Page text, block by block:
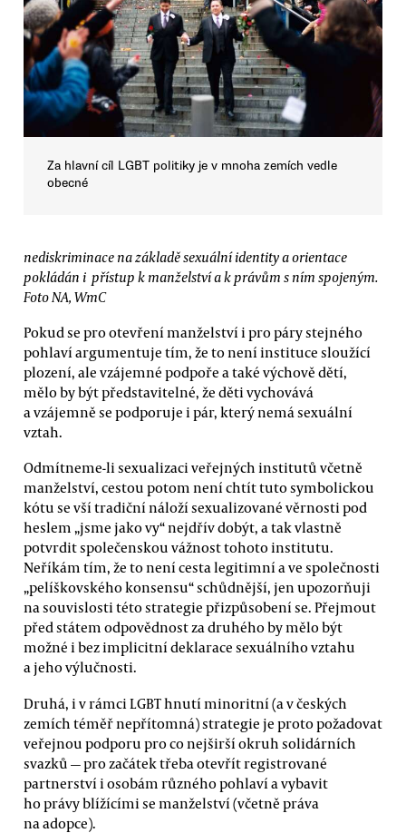
Za hlavní cíl LGBT politiky je v mnoha zemích vedle
obecné
nediskriminace na základě sexuální identity a orientace
pokládán i přístup k manželství a k právům s ním spojeným.
Foto NA, WmC
Pokud se pro otevření manželství i pro páry stejného
pohlaví argumentuje tím, že to není instituce sloužící
plození, ale vzájemné podpoře a také výchově dětí,
mělo by být představitelné, že děti vychovává
a vzájemně se podporuje i pár, který nemá sexuální
vztah.
Odmítneme-li sexualizaci veřejných institutů včetně
manželství, cestou potom není chtít tuto symbolickou
kótu se vší tradiční náloží sexualizované věrnosti pod
heslem „jsme jako vy“ nejdřív dobýt, a tak vlastně
potvrdit společenskou vážnost tohoto institutu.
Neříkám tím, že to není cesta legitimní a ve společnosti
„pelíškovského konsensu“ schůdnější, jen upozorňuji
na souvislosti této strategie přizpůsobení se. Přejmout
před státem odpovědnost za druhého by mělo být
možné i bez implicitní deklarace sexuálního vztahu
a jeho výlučnosti.
Druhá, i v rámci LGBT hnutí minoritní (a v českých
zemích téměř nepřítomná) strategie je proto požadovat
veřejnou podporu pro co nejširší okruh solidárních
svazků — pro začátek třeba otevřít registrované
partnerství i osobám různého pohlaví a vybavit
ho právy blížícími se manželství (včetně práva
na adopce).